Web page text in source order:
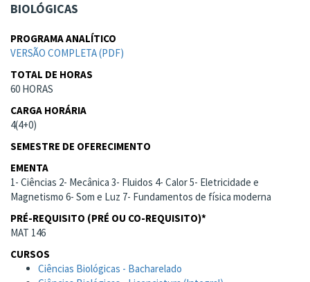
BIOLÓGICAS
PROGRAMA ANALÍTICO
VERSÃO COMPLETA (PDF)
TOTAL DE HORAS
60 HORAS
CARGA HORÁRIA
4(4+0)
SEMESTRE DE OFERECIMENTO
EMENTA
1- Ciências 2- Mecânica 3- Fluidos 4- Calor 5- Eletricidade e
Magnetismo 6- Som e Luz 7- Fundamentos de física moderna
PRÉ-REQUISITO (PRÉ OU CO-REQUISITO)*
MAT 146
CURSOS
Ciências Biológicas - Bacharelado